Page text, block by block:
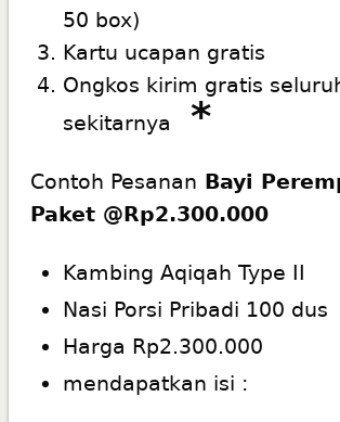
50 box)
Kartu ucapan gratis
Ongkos kirim gratis
sekitarnya *
Contoh Pesanan Bayi
Paket @Rp2.300.000
Kambing Aqiqah Type II
Nasi Porsi Pribadi 100 dus
Harga Rp2.300.000
mendapatkan isi :